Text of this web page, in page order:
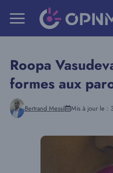
Roopa
formes aux
Bertrand Messi Mis à jour le :